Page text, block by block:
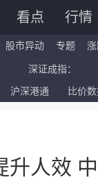
看点 行情
股市异动 专题
深证成指：
国企指数：
沪深港通 比价
升人效